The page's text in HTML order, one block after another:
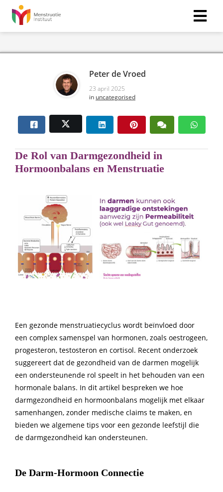
Peter de Vroed
23 april 2025
in uncategorised
De Rol van Darmgezondheid in
Hormoonbalans en Menstruatie
Een gezonde menstruatiecyclus wordt beïnvloed door
een complex samenspel van hormonen, zoals oestrogeen,
progesteron, testosteron en cortisol. Recent onderzoek
suggereert dat de gezondheid van de darmen mogelijk
een ondersteunende rol speelt in het behouden van een
hormonale balans. In dit artikel bespreken we hoe
darmgezondheid en hormoonbalans mogelijk met elkaar
samenhangen, zonder medische claims te maken, en
bieden we algemene tips voor een gezonde leefstijl die
de darmgezondheid kan ondersteunen.
De Darm-Hormoon Connectie